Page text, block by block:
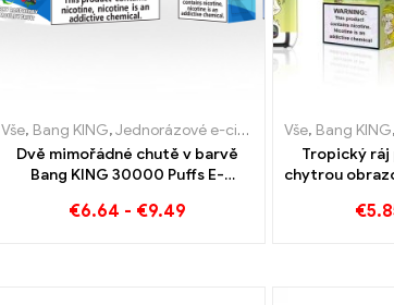
,Jednorázové e-cigarety Litva ,
Vše, Bang KING,Jednorázové e-cigarety Litva ,
Dvě mimořádné chutě v barvě
Bang KING 30000 Puffs E-
und Plesnivé ovoce
€6.64 - €9.49
Vše, Bang KING,
Tropický ráj
chytrou
€